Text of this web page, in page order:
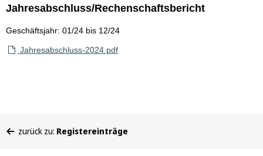
Jahresabschluss/Rechenschaftsbericht
Geschäftsjahr: 01/24 bis 12/24
Jahresabschluss-2024.pdf
befinden
zurück zu: Registereinträge